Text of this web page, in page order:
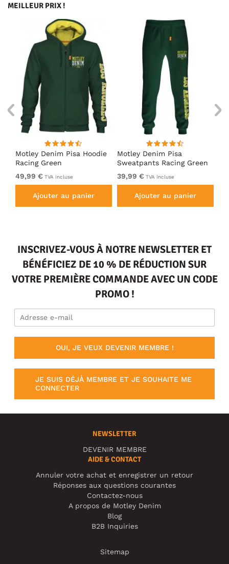
MEILLEUR PRIX !
Motley Denim Pisa Hoodie
Racing Green
49,99 € TVA incluse
Ajouter au panier
Motley Denim Pisa
Sweatpants Racing Green
39,99 € TVA incluse
Ajouter au panier
INSCRIVEZ-VOUS À NOTRE NEWSLETTER ET
BÉNÉFICIEZ DE 10 % DE RÉDUCTION SUR
VOTRE PREMIÈRE COMMANDE AVEC UN CODE
PROMO !
OUI, JE VEUX DEVENIR MEMBRE !
JE SUIS DÉJÀ MEMBRE ET JE SOUHAITE ME
CONNECTER
NEWSLETTER
DEVENIR MEMBRE
AIDE & CONTACT
Annuler votre achat et enregistrer un retour
Réponses aux questions courantes
Contactez-nous
A propos de Motley Denim
Blog
B2B Inquiries
Sitemap